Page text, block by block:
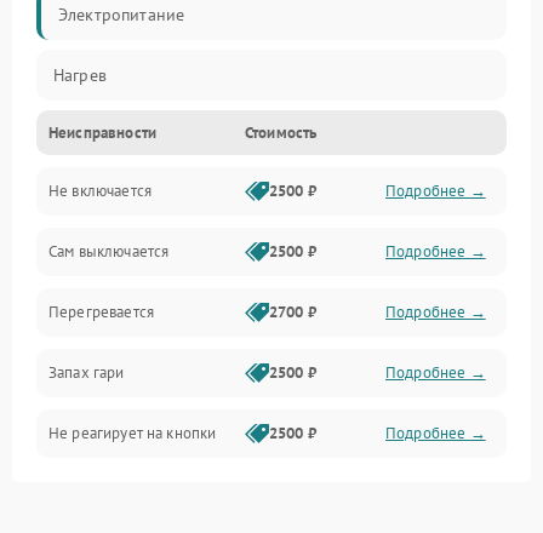
Электропитание
Нагрев
Неисправности Стоимость
Не включается 2500 ₽ Подробнее →
Сам выключается 2500 ₽ Подробнее →
Перегревается 2700 ₽ Подробнее →
Запах гари 2500 ₽ Подробнее →
Не реагирует на кнопки 2500 ₽ Подробнее →